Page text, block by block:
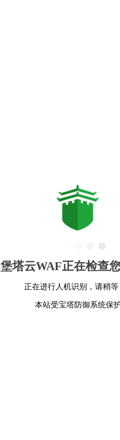
堡塔云WAF正在检查
正在进行人机识别，请稍等
本站受宝塔防御系统保